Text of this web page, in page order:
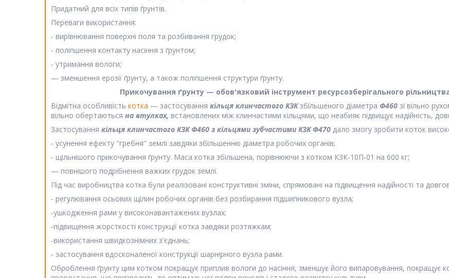
Придатний для всіх типів ґрунтів.
Переваги використання:
- вирівнювання поверхні поля та розбивання грудок;
- поліпшення контакту насіння з ґрунтом;
- утримання вологи;
— зменшення ерозії ґрунту, а також поліпшення структури ґрунту.
Прикочування ґрунту — обов'язковий інструмент ресурсозберігального
Відмітна особливість котка — застосування кільця клинчастого КЗКзбільшеного діаметра Ф460 зі вільно
вільно обертаються на втулках, встановлених між клинчастими кільцями, що неабияк підвищує надійність,
Застосування кільця клинчастого КЗК Ф460 з кільцями зубчастими КЗК Ф470 дало змогу зробити коток
- усунення ефекту "гребня" землі завдяки збільшенню діаметра робочих органів;
- щільнішого прикочування ґрунту. Маса котка збільшена, порівнюючи з котком КЗК-10П-01 на 600 кг;
— повнішого подрібнення важких грудок землі.
Під час виробництва котка були реалізовані конструктивні зміни, спрямовані на підвищення надійності та
- регулювання осьових щілин робочих органів без розбирання підшипникового вузла;
-ушкодження рами у високонавантажених вузлах;
-підвищення жорсткості конструкції котка завдяки розтяжкам;
-використання швидкознімних з'єднань;
- застосування вдосконаленої конструкції шарнірного вузла рами.
Оброблення ґрунту цим котком покращує приплив вологи до насіння, зменшує його випаровування, покращує